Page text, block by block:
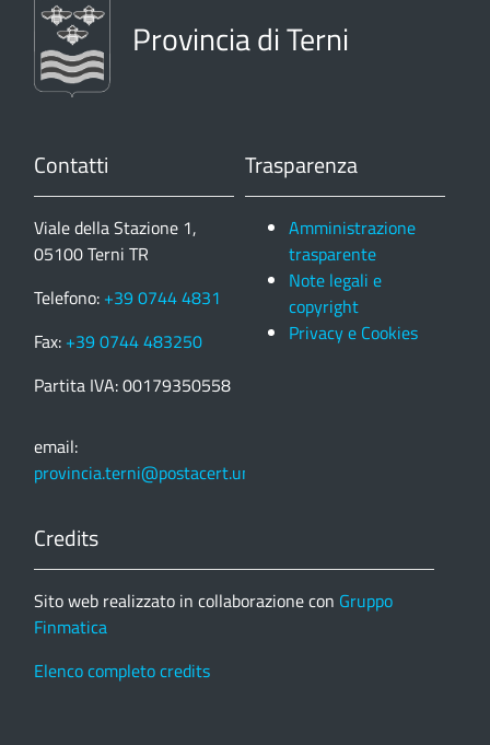
Provincia di Terni
Contatti
Viale della Stazione 1,
05100 Terni TR
Telefono: +39 0744 4831
Fax: +39 0744 483250
Partita IVA: 00179350558
email:
provincia.terni@postacert.umbria.it
Trasparenza
Amministrazione
trasparente
Note legali e
copyright
Privacy e Cookies
Credits
Sito web realizzato in collaborazione con Gruppo
Finmatica
Elenco completo credits